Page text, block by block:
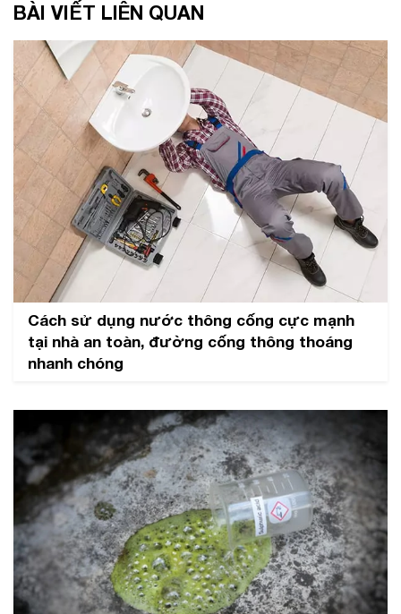
BÀI VIẾT LIÊN QUAN
Cách sử dụng nước thông cống cực mạnh
tại nhà an toàn, đường cống thông thoáng
nhanh chóng